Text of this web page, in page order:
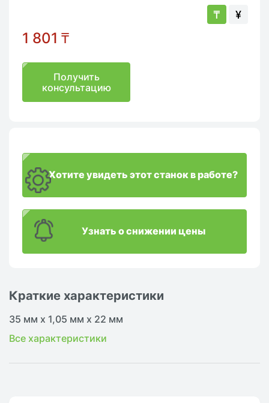
Краткие характеристики
35 мм х 1,05 мм х 22 мм
Все характеристики
₸ ¥
1 801 ₸
Получить
консультацию
Хотите увидеть этот станок в работе?
Узнать о снижении цены